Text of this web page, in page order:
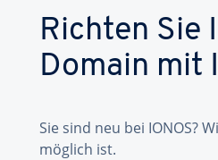
Richten Sie
Domain mit
Sie sind neu bei IONOS?
möglich ist.